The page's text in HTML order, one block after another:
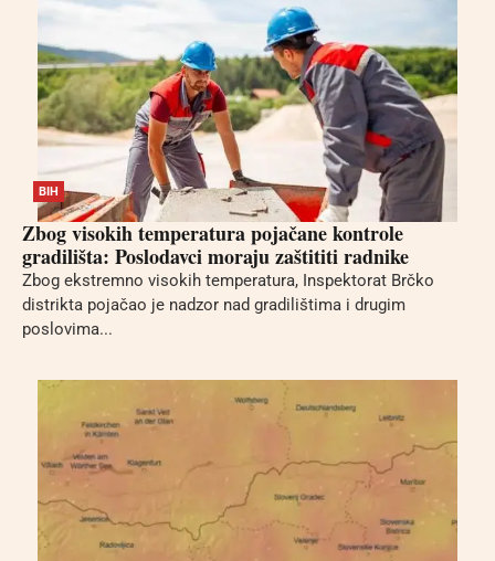
BIH
Zbog visokih temperatura pojačane kontrole
gradilišta: Poslodavci moraju zaštititi radnike
Zbog ekstremno visokih temperatura, Inspektorat Brčko
distrikta pojačao je nadzor nad gradilištima i drugim
poslovima...